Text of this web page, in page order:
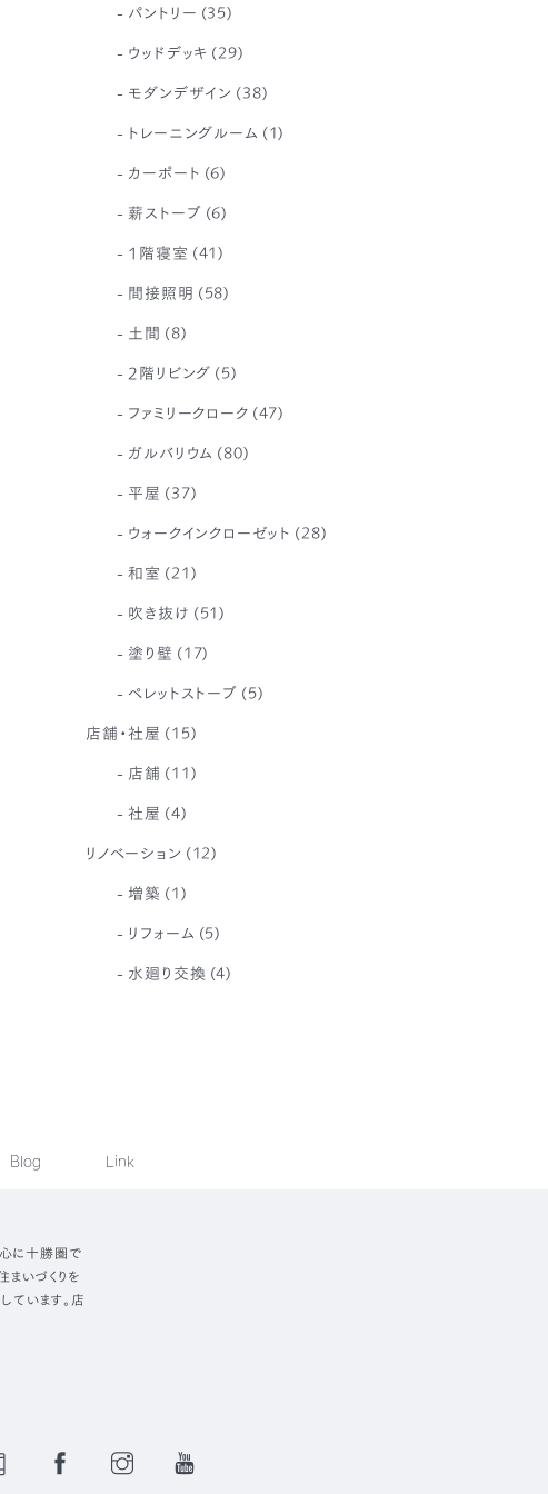
パントリー (35)
ウッドデッキ (29)
モダンデザイン (38)
トレーニングルーム (1)
カーポート (6)
薪ストーブ (6)
1階寝室 (41)
間接照明 (58)
土間 (8)
2階リビング (5)
ファミリークローク (47)
ガルバリウム (80)
平屋 (37)
ウォークインクローゼット (28)
和室 (21)
吹き抜け (51)
塗り壁 (17)
ペレットストーブ (5)
店舗・社屋 (15)
店舗 (11)
社屋 (4)
リノベーション (12)
増築 (1)
リフォーム (5)
水廻り交換 (4)
Blog Link
に十勝圏で
いづくりを
ています。店
FacebookInstagramYouTube